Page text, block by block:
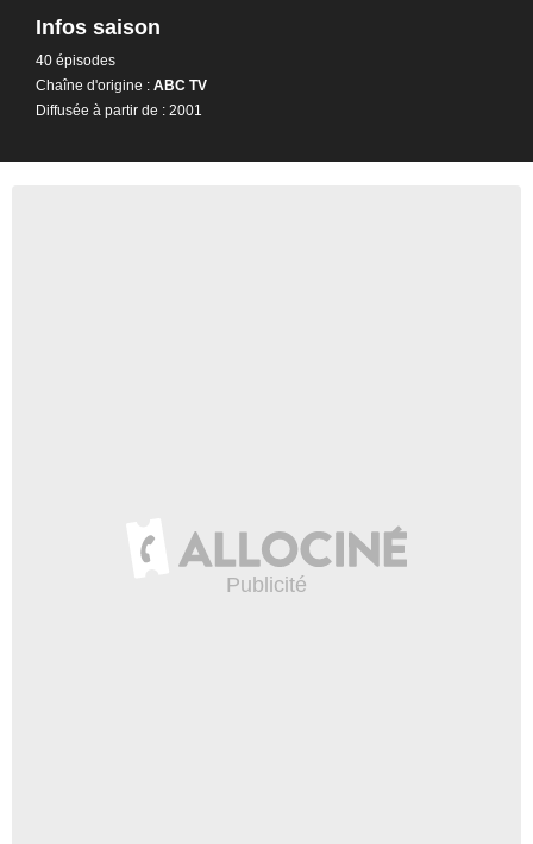
Infos saison
40 épisodes
Chaîne d'origine : ABC TV
Diffusée à partir de : 2001